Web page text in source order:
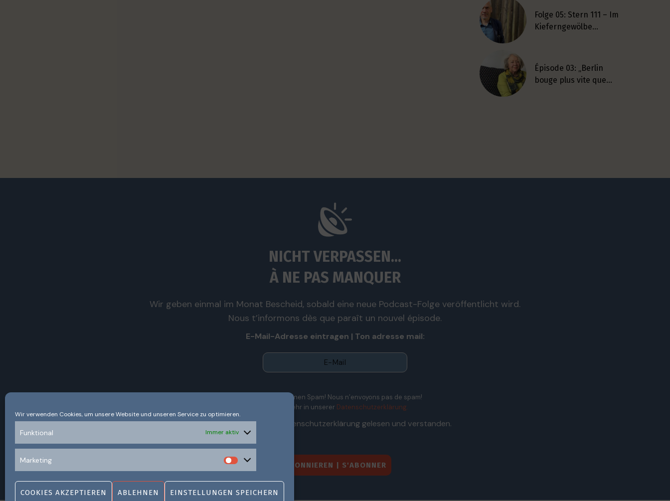
Wir verwenden Cookies, um unsere Website und unseren Service zu optimieren.
Funktional Immer aktiv
Marketing
COOKIES AKZEPTIEREN ABLEHNEN EINSTELLUNGEN SPEICHERN
Folge 05: Stern 111 – Im
Kieferngewölbe…
Épisode 03: „Berlin
bouge plus vite que…
NICHT VERPASSEN...
À NE PAS MANQUER
Wir geben einmal im Monat Bescheid, sobald eine neue Podcast-Folge veröffentlicht wird.
Nous t’informons dès que paraît un nouvel épisode.
E-Mail-Adresse eintragen | Ton adresse mail:
Wir senden keinen Spam! Nous n’envoyons pas de spam!
Erfahre mehr in unserer Datenschutzerklärung.
Ich habe die Datenschutzerklärung gelesen und verstanden.